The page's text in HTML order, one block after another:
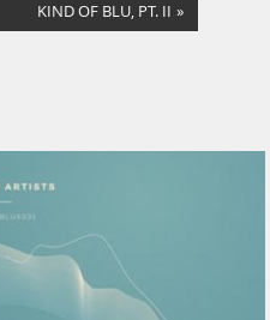
KIND OF BLU, PT. II »